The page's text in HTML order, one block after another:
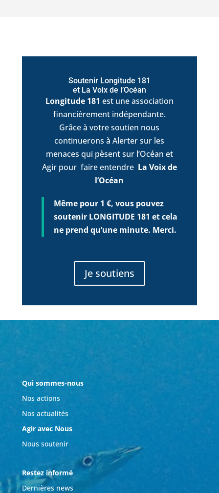
Soutenir Longitude 181
et La Voix de l’Océan
Longitude 181 est une association
financièrement indépendante.
Grâce à votre soutien nous
continuerons à Alerter sur les
menaces qui pèsent sur l’Océan et
Agir pour faire entendre La Voix de
l’Océan
Même pour 1 €, vous pouvez
soutenir LONGITUDE 181 et cela
ne prend qu’une minute. Merci.
Je soutiens
Qui sommes-nous
Nos actions
Nos actualités
Agir avec Nous
Nous soutenir
Restez informé
Dernières news